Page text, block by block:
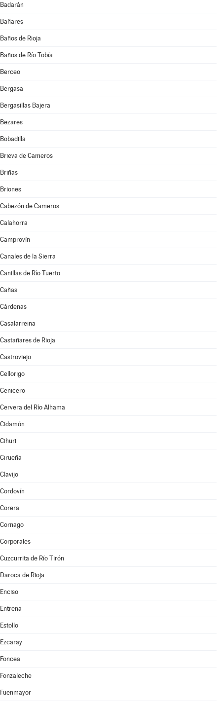
Badarán
Bañares
Baños de Rioja
Baños de Río Tobía
Berceo
Bergasa
Bergasillas Bajera
Bezares
Bobadilla
Brieva de Cameros
Briñas
Briones
Cabezón de Cameros
Calahorra
Camprovín
Canales de la Sierra
Canillas de Río Tuerto
Cañas
Cárdenas
Casalarreina
Castañares de Rioja
Castroviejo
Cellorigo
Cenicero
Cervera del Río Alhama
Cidamón
Cihuri
Cirueña
Clavijo
Cordovín
Corera
Cornago
Corporales
Cuzcurrita de Río Tirón
Daroca de Rioja
Enciso
Entrena
Estollo
Ezcaray
Foncea
Fonzaleche
Fuenmayor